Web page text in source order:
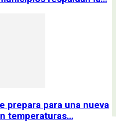
prepara para una nueva
temperaturas…